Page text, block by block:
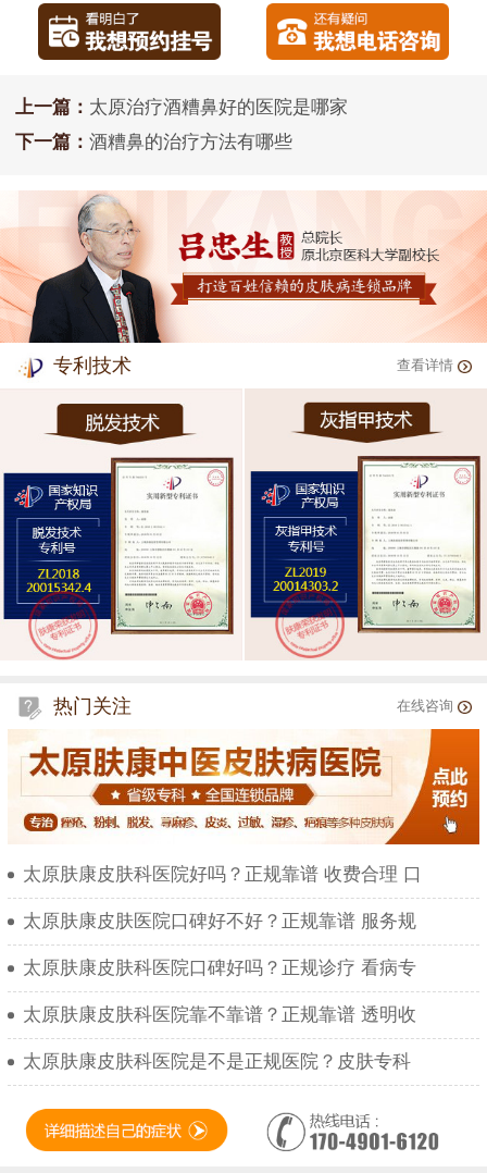
上一篇： 太原治疗酒糟鼻好的医院是哪家
下一篇： 酒糟鼻的治疗方法有哪些
专利技术 查看详情
热门关注 在线咨询
太原肤康皮肤科医院好吗？正规靠谱 收费合理 口
太原肤康皮肤医院口碑好不好？正规靠谱 服务规
太原肤康皮肤科医院口碑好吗？正规诊疗 看病专
太原肤康皮肤科医院靠不靠谱？正规靠谱 透明收
太原肤康皮肤科医院是不是正规医院？皮肤专科